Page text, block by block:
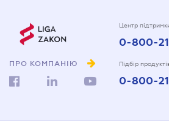
ПРО КОМПАНІЮ
Центр
0-800-
Підбір
0-800-